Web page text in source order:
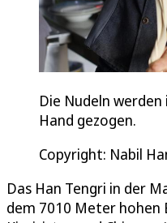
Die Nudeln
Hand gezogen.
Copyright: Nabil
Das Han Tengri in der
dem 7010 Meter hohen